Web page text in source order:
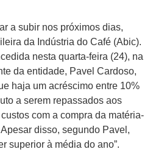
a subir nos próximos dias,
da Indústria do Café (Abic).
nesta quarta-feira (24), na
da entidade, Pavel Cardoso,
haja um acréscimo entre 10%
a serem repassados aos
com a compra da matéria-
disso, segundo Pavel,
superior à média do ano”.